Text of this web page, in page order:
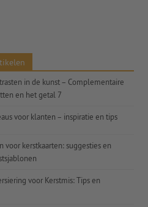
in de kunst – Complementaire
en het getal 7
voor klanten – inspiratie en tips
voor kerstkaarten: suggesties en
voor Kerstmis: Tips en